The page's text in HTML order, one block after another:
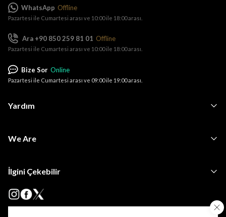
Yardım
We Are
İlgini Çekebilir
WhatsApp Offline
Pazartesi ile Cumartesi arası ve 10:00 ile 18:00 arası.
Ara +90 850 259 81 01 Offline
Pazartesi ile Cumartesi arası ve 10:00 ile 18:00 arası.
Bize Sor Online
Pazartesi ile Cumartesi arası ve 09:00 ile 19:00 arası.